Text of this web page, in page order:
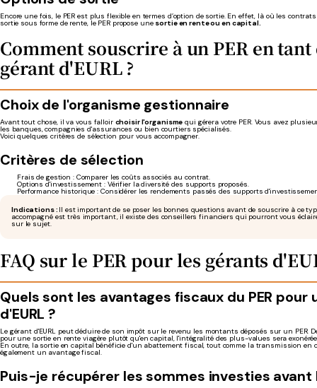
Encore une fois, le PER est plus flexible en termes d’option de sortie. En effet, là où les
sortie sous forme de rente, le PER propose une sortie en rente ou en capital.
Comment souscrire à un PER en tant
gérant d'EURL ?
Choix de l'organisme gestionnaire
Avant tout chose, il va vous falloir choisir l'organisme qui gérera votre PER. Vous avez
les banques, compagnies d'assurances ou bien courtiers spécialisés.
Voici quelques critères de sélection pour vous accompagner.
Critères de sélection
Frais de gestion : Comparer les coûts associés au contrat.​
Options d'investissement : Vérifier la diversité des supports proposés.​
Performance historique : Considérer les rendements passés des supports
Indications : Il est important de se poser les bonnes questions avant de souscrire à ce
accompagné est très important, il existe des conseillers financiers qui pourront vous
sur le sujet.​
FAQ sur le PER pour les gérants
Quels sont les avantages fiscaux du PER pour
d'EURL ?
Le gérant d'EURL peut déduire de son impôt sur le revenu les montants déposés sur un PER.
pour une sortie en rente viagère plutôt qu'en capital, l'intégralité des plus-values sera
En outre, la sortie en capital bénéficie d'un abattement fiscal, tout comme la transmission en
également un avantage fiscal.
Puis-je récupérer les sommes investies